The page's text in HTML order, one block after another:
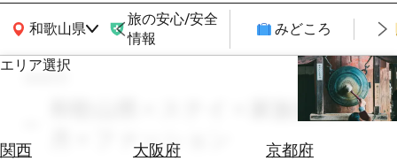
和歌山県
関西広域MAP
旅の安心/安全
情報
みどころ
エリア選択
関西 大阪府
京都府
エ
search
和歌山県 × ステイ × 家族旅行 × 3
月 × ファッション